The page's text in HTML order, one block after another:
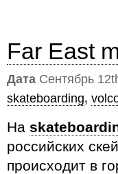
Far East
Дата Сентябрь
skateboarding,
На
российских
происходит в